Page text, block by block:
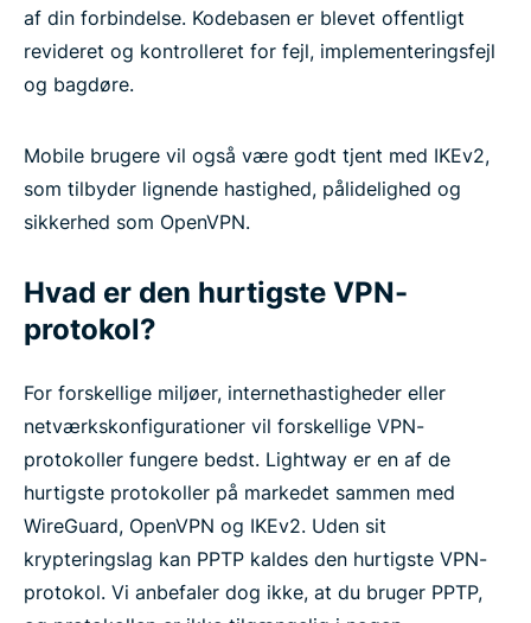
af din forbindelse. Kodebasen er blevet offentligt
revideret og kontrolleret for fejl, implementeringsfejl
og bagdøre.
Mobile brugere vil også være godt tjent med IKEv2,
som tilbyder lignende hastighed, pålidelighed og
sikkerhed som OpenVPN.
Hvad er den hurtigste VPN-
protokol?
For forskellige miljøer, internethastigheder eller
netværkskonfigurationer vil forskellige VPN-
protokoller fungere bedst. Lightway er en af de
hurtigste protokoller på markedet sammen med
WireGuard, OpenVPN og IKEv2. Uden sit
krypteringslag kan PPTP kaldes den hurtigste VPN-
protokol. Vi anbefaler dog ikke, at du bruger PPTP,